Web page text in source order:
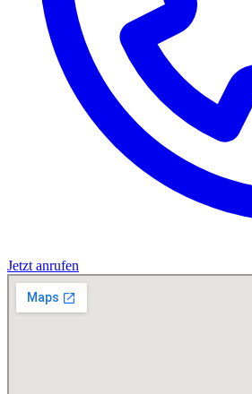
Jetzt anrufen